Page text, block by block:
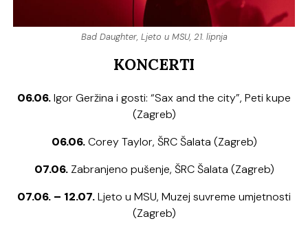
Bad Daughter, Ljeto u MSU, 21. lipnja
KONCERTI
06.06.Igor Geržina i gosti: “Sax and the city”, Peti kupe
(Zagreb)
06.06.Corey Taylor, ŠRC Šalata (Zagreb)
07.06.Zabranjeno pušenje, ŠRC Šalata (Zagreb)
07.06. – 12.07.Ljeto u MSU, Muzej suvreme umjetnosti
(Zagreb)